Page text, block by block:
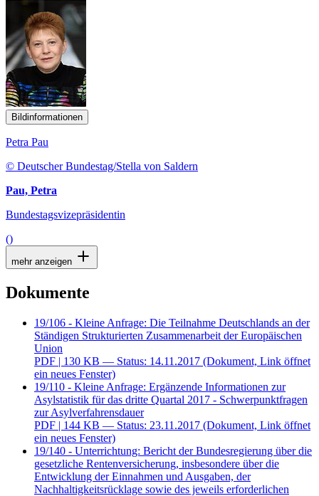
Bildinformationen
Petra Pau
© Deutscher Bundestag/Stella von Saldern
Pau, Petra
Bundestagsvizepräsidentin
()
mehr anzeigen
Dokumente
19/106 - Kleine Anfrage: Die Teilnahme Deutschlands an der
Ständigen Strukturierten Zusammenarbeit der Europäischen
Union
PDF | 130 KB — Status: 14.11.2017 (Dokument, Link öffnet
ein neues Fenster)
19/110 - Kleine Anfrage: Ergänzende Informationen zur
Asylstatistik für das dritte Quartal 2017 - Schwerpunktfragen
zur Asylverfahrensdauer
PDF | 144 KB — Status: 23.11.2017 (Dokument, Link öffnet
ein neues Fenster)
19/140 - Unterrichtung: Bericht der Bundesregierung über die
gesetzliche Rentenversicherung, insbesondere über die
Entwicklung der Einnahmen und Ausgaben, der
Nachhaltigkeitsrücklage sowie des jeweils erforderlichen